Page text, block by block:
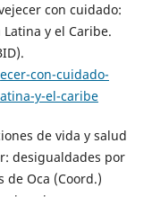
con cuidado:
y el Caribe.
con-cuidado-
y-el-caribe
de vida y salud
desigualdades por
de Oca (Coord.)